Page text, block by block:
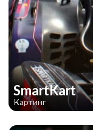
SmartKart
Картинг